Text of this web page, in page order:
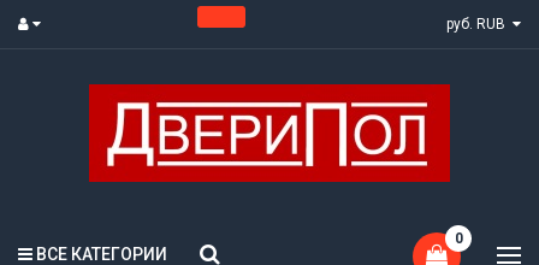
ВСЕ КАТЕГОРИИ
0